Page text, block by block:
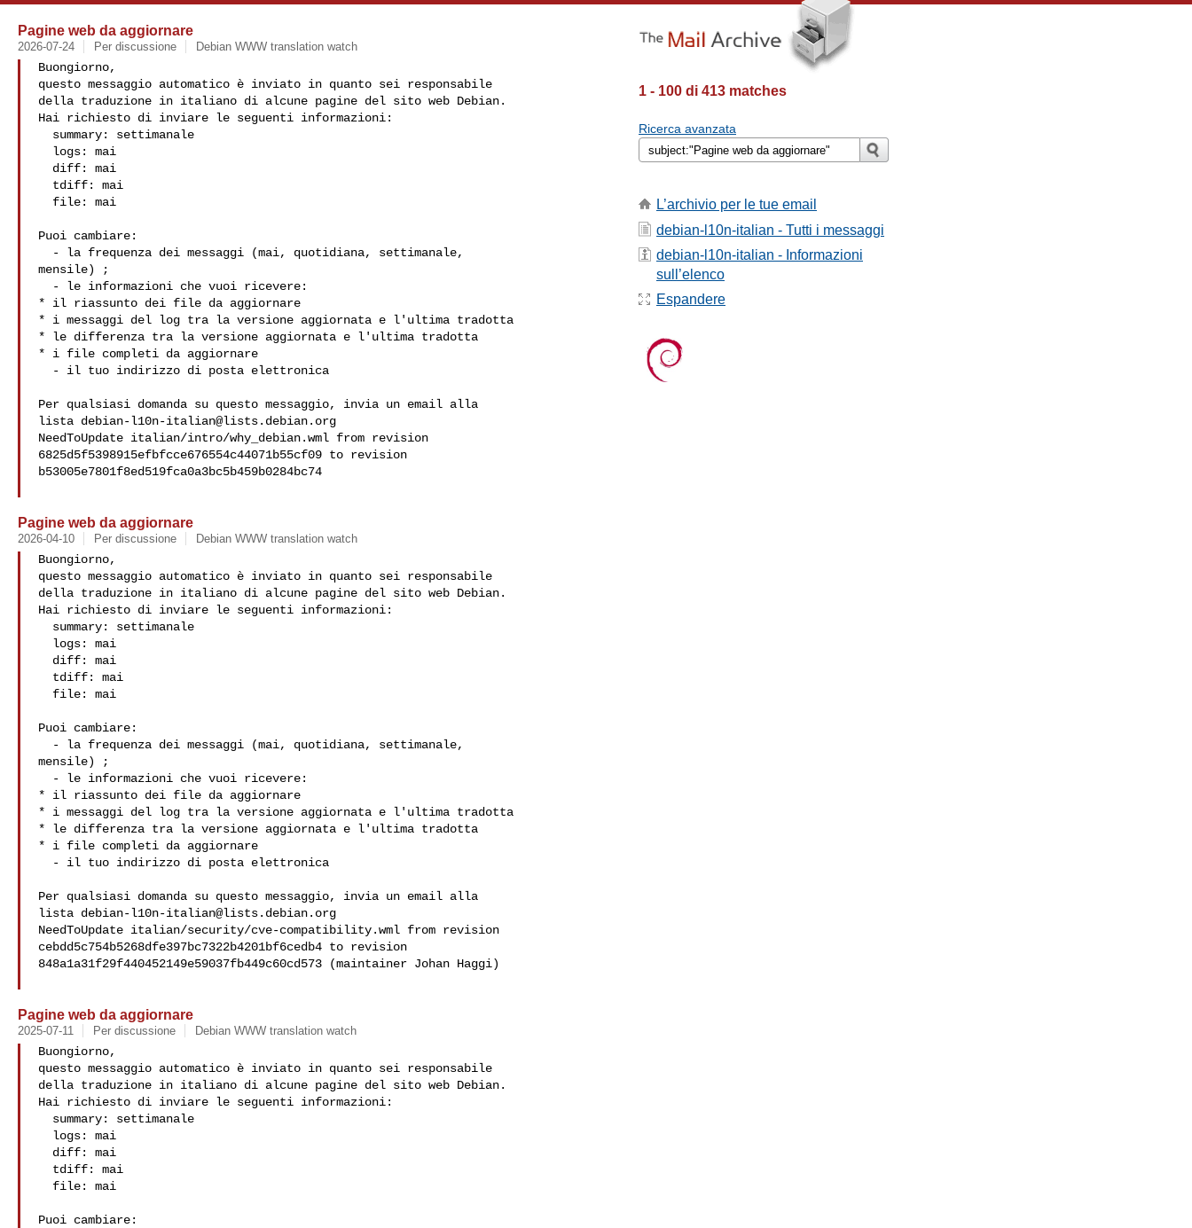
Pagine web da aggiornare
2026-07-24 Per discussione Debian WWW translation watch
Buongiorno,
questo messaggio automatico è inviato in quanto sei responsabile
della traduzione in italiano di alcune pagine del sito web Debian.
Hai richiesto di inviare le seguenti informazioni:
Puoi cambiare:
mensile) ;
* il riassunto dei file da aggiornare
* i messaggi del log tra la versione aggiornata e l'ultima tradotta
* le differenza tra la versione aggiornata e l'ultima tradotta
* i file completi da aggiornare
Per qualsiasi domanda su questo messaggio, invia un email alla
lista debian-l10n-italian@lists.debian.org
NeedToUpdate italian/intro/why_debian.wml from revision
6825d5f5398915efbfcce676554c44071b55cf09 to revision
b53005e7801f8ed519fca0a3bc5b459b0284bc74
Pagine web da aggiornare
2026-04-10 Per discussione Debian WWW translation watch
Buongiorno,
questo messaggio automatico è inviato in quanto sei responsabile
della traduzione in italiano di alcune pagine del sito web Debian.
Hai richiesto di inviare le seguenti informazioni:
Puoi cambiare:
mensile) ;
* il riassunto dei file da aggiornare
* i messaggi del log tra la versione aggiornata e l'ultima tradotta
* le differenza tra la versione aggiornata e l'ultima tradotta
* i file completi da aggiornare
Per qualsiasi domanda su questo messaggio, invia un email alla
lista debian-l10n-italian@lists.debian.org
NeedToUpdate italian/security/cve-compatibility.wml from revision
cebdd5c754b5268dfe397bc7322b4201bf6cedb4 to revision
848a1a31f29f440452149e59037fb449c60cd573 (maintainer Johan Haggi)
Pagine web da aggiornare
2025-07-11 Per discussione Debian WWW translation watch
Buongiorno,
questo messaggio automatico è inviato in quanto sei responsabile
della traduzione in italiano di alcune pagine del sito web Debian.
Hai richiesto di inviare le seguenti informazioni:
Puoi cambiare:
1 - 100 di 413 matches
Ricerca avanzata
L’archivio per le tue email
debian-l10n-italian - Tutti i messaggi
debian-l10n-italian - Informazioni
sull’elenco
Espandere